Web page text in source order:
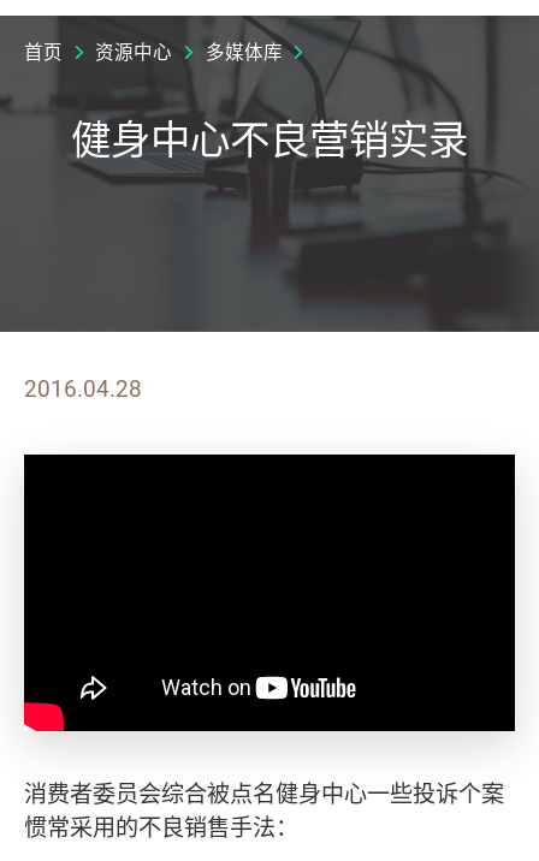
首页 资源中心 多媒体库
健身中心不良营销实录
2016.04.28
消费者委员会综合被点名健身中心一些投诉个案
惯常采用的不良销售手法：